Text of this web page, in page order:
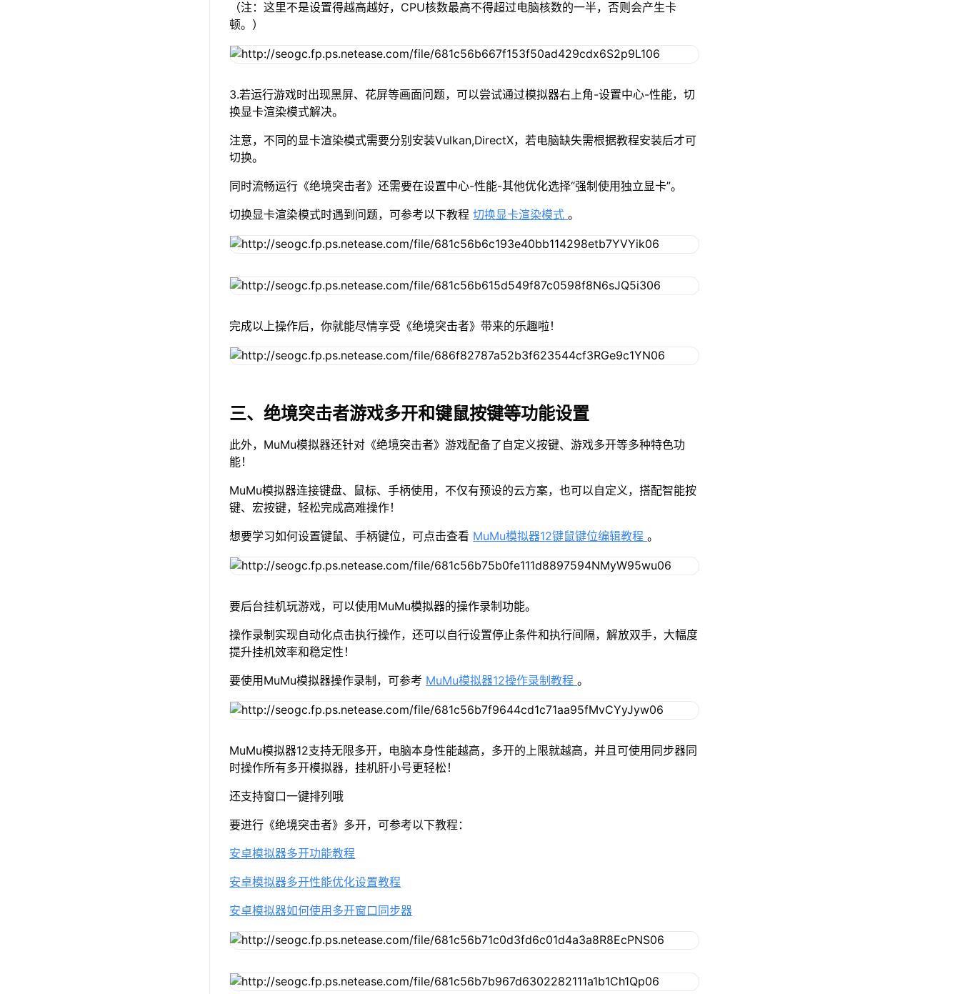
（注：这里不是设置得越高越好，CPU核数最高不得超过电脑核数的一半，否则会产生卡
顿。）
3.若运行游戏时出现黑屏、花屏等画面问题，可以尝试通过模拟器右上角-设置中心-性能，切
换显卡渲染模式解决。
注意，不同的显卡渲染模式需要分别安装Vulkan,DirectX，若电脑缺失需根据教程安装后才可
切换。
同时流畅运行《绝境突击者》还需要在设置中心-性能-其他优化选择“强制使用独立显卡”。
切换显卡渲染模式时遇到问题，可参考以下教程切换显卡渲染模式。
完成以上操作后，你就能尽情享受《绝境突击者》带来的乐趣啦！
三、绝境突击者游戏多开和键鼠按键等功能设置
此外，MuMu模拟器还针对《绝境突击者》游戏配备了自定义按键、游戏多开等多种特色功
能！
MuMu模拟器连接键盘、鼠标、手柄使用，不仅有预设的云方案，也可以自定义，搭配智能按
键、宏按键，轻松完成高难操作！
想要学习如何设置键鼠、手柄键位，可点击查看 MuMu模拟器12键鼠键位编辑教程。
要后台挂机玩游戏，可以使用MuMu模拟器的操作录制功能。
操作录制实现自动化点击执行操作，还可以自行设置停止条件和执行间隔，解放双手，大幅度
提升挂机效率和稳定性！
要使用MuMu模拟器操作录制，可参考 MuMu模拟器12操作录制教程。
MuMu模拟器12支持无限多开，电脑本身性能越高，多开的上限就越高，并且可使用同步器同
时操作所有多开模拟器，挂机肝小号更轻松！
还支持窗口一键排列哦
要进行《绝境突击者》多开，可参考以下教程：
安卓模拟器多开功能教程
安卓模拟器多开性能优化设置教程
安卓模拟器如何使用多开窗口同步器